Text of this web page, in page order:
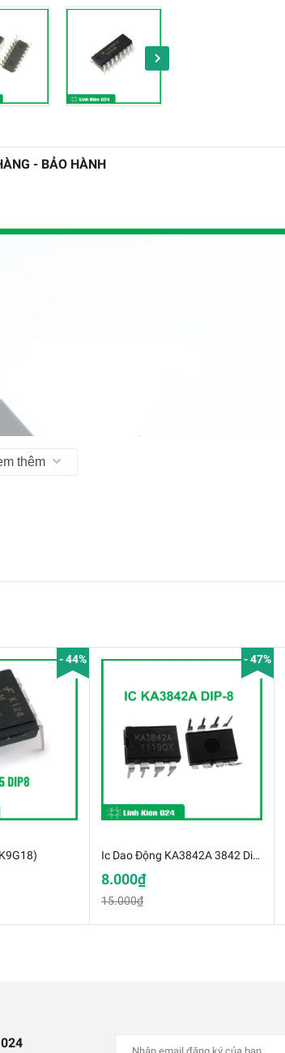
- BẢO HÀNH
thêm
- 44% - 47%
Ic Dao Động KA3842A 3842 Dip-8 k9f16
8.000₫
15.000₫